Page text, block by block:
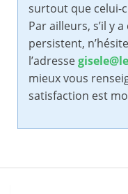
surtout que celui-
Par ailleurs, s’il y
persistent,
l’adresse
mieux vous
satisfaction est